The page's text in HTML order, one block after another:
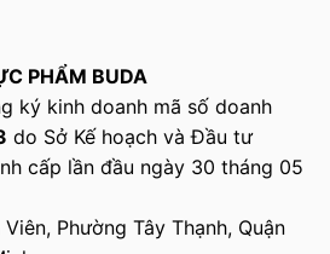
PHẨM BUDA
ký kinh doanh mã số doanh
do Sở Kế hoạch và Đầu tư
cấp lần đầu ngày 30 tháng 05
Phường Tây Thạnh, Quận